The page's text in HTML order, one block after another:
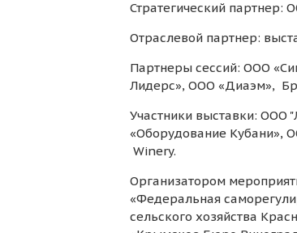
Стратегический
Отраслевой партнер:
Партнеры сессий: ООО
Лидерс», ООО «Диаэм»,
Участники выставки:
«Оборудование Кубани»,
Winery.
Организатором
«Федеральная
сельского хозяйства